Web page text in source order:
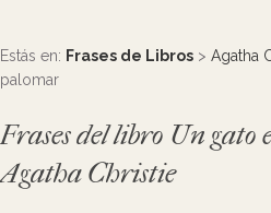
Estás en: Frases de Libros > Agatha
palomar
Frases del libro Un gato
Agatha Christie